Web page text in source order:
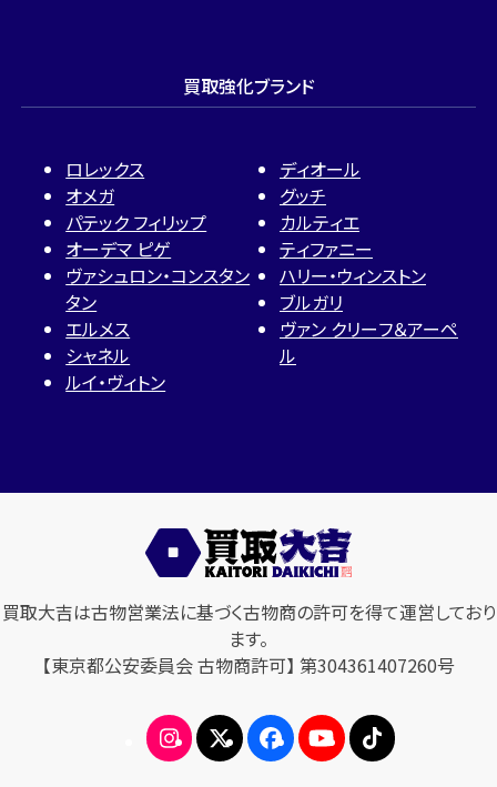
買取強化ブランド
ロレックス
オメガ
パテック フィリップ
オーデマ ピゲ
ヴァシュロン・コンスタン
タン
エルメス
シャネル
ルイ・ヴィトン
ディオール
グッチ
カルティエ
ティファニー
ハリー・ウィンストン
ブルガリ
ヴァン クリーフ＆アーペ
ル
買取大吉は古物営業法に基づく古物商の許可を得て運営しており
ます。
【東京都公安委員会 古物商許可】 第304361407260号